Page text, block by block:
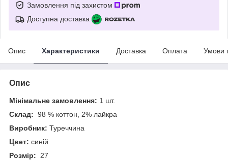
Замовлення під захистом
Доступна доставка
Опис Характеристики Доставка Оплата Умови
Опис
Мінімальне замовлення: 1 шт.
Склад: 98 % коттон, 2% лайкра
Виробник: Туреччина
Цвет: синій
Розмір: 27